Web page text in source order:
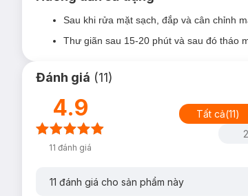
Sau khi rửa mặt sạch, đắp và cân chỉnh
Thư giãn sau 15-20 phút và sau đó tháo
Đánh giá (11)
4.9
11 đánh giá
Tất cả(11)
11 đánh giá cho sản phẩm này